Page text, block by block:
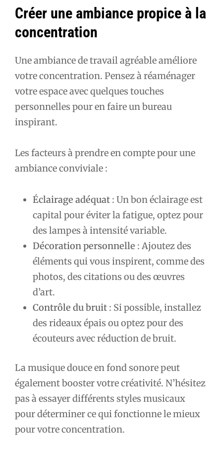
Créer une ambiance propice à la
concentration
Une ambiance de travail agréable améliore
votre concentration. Pensez à réaménager
votre espace avec quelques touches
personnelles pour en faire un bureau
inspirant.
Les facteurs à prendre en compte pour une
ambiance conviviale :
Éclairage adéquat : Un bon éclairage est
capital pour éviter la fatigue, optez pour
des lampes à intensité variable.
Décoration personnelle : Ajoutez des
éléments qui vous inspirent, comme des
photos, des citations ou des œuvres
d’art.
Contrôle du bruit : Si possible, installez
des rideaux épais ou optez pour des
écouteurs avec réduction de bruit.
La musique douce en fond sonore peut
également booster votre créativité. N’hésitez
pas à essayer différents styles musicaux
pour déterminer ce qui fonctionne le mieux
pour votre concentration.